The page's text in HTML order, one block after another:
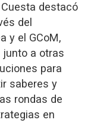
destacó
del
y el GCoM,
a otras
para
saberes y
rondas de
en